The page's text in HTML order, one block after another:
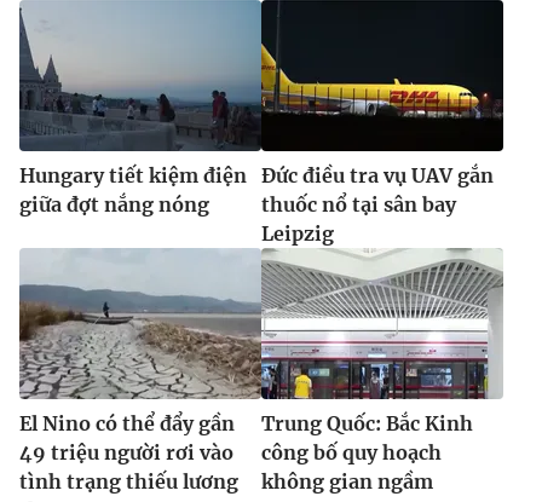
Hungary tiết kiệm điện
giữa đợt nắng nóng
Đức điều tra vụ UAV gắn
thuốc nổ tại sân bay
Leipzig
El Nino có thể đẩy gần
49 triệu người rơi vào
tình trạng thiếu lương
Trung Quốc: Bắc Kinh
công bố quy hoạch
không gian ngầm